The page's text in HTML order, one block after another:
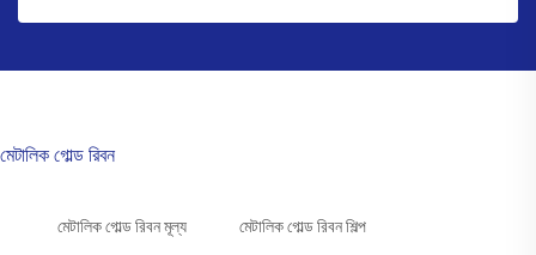
মেটালিক গোল্ড রিবন
মেটালিক গোল্ড রিবন মূল্য মেটালিক গোল্ড রিবন শিল্প